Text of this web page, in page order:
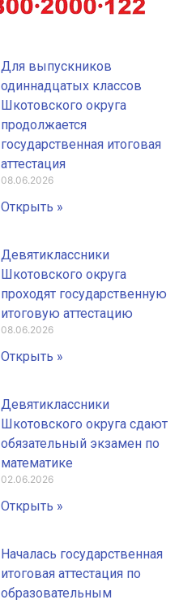
Для выпускников
одиннадцатых классов
Шкотовского округа
продолжается
государственная итоговая
аттестация
08.06.2026
Открыть »
Девятиклассники
Шкотовского округа
проходят государственную
итоговую аттестацию
08.06.2026
Открыть »
Девятиклассники
Шкотовского округа сдают
обязательный экзамен по
математике
02.06.2026
Открыть »
Началась государственная
итоговая аттестация по
образовательным